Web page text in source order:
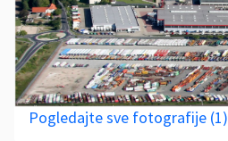
Pogledajte sve fotografije (1)